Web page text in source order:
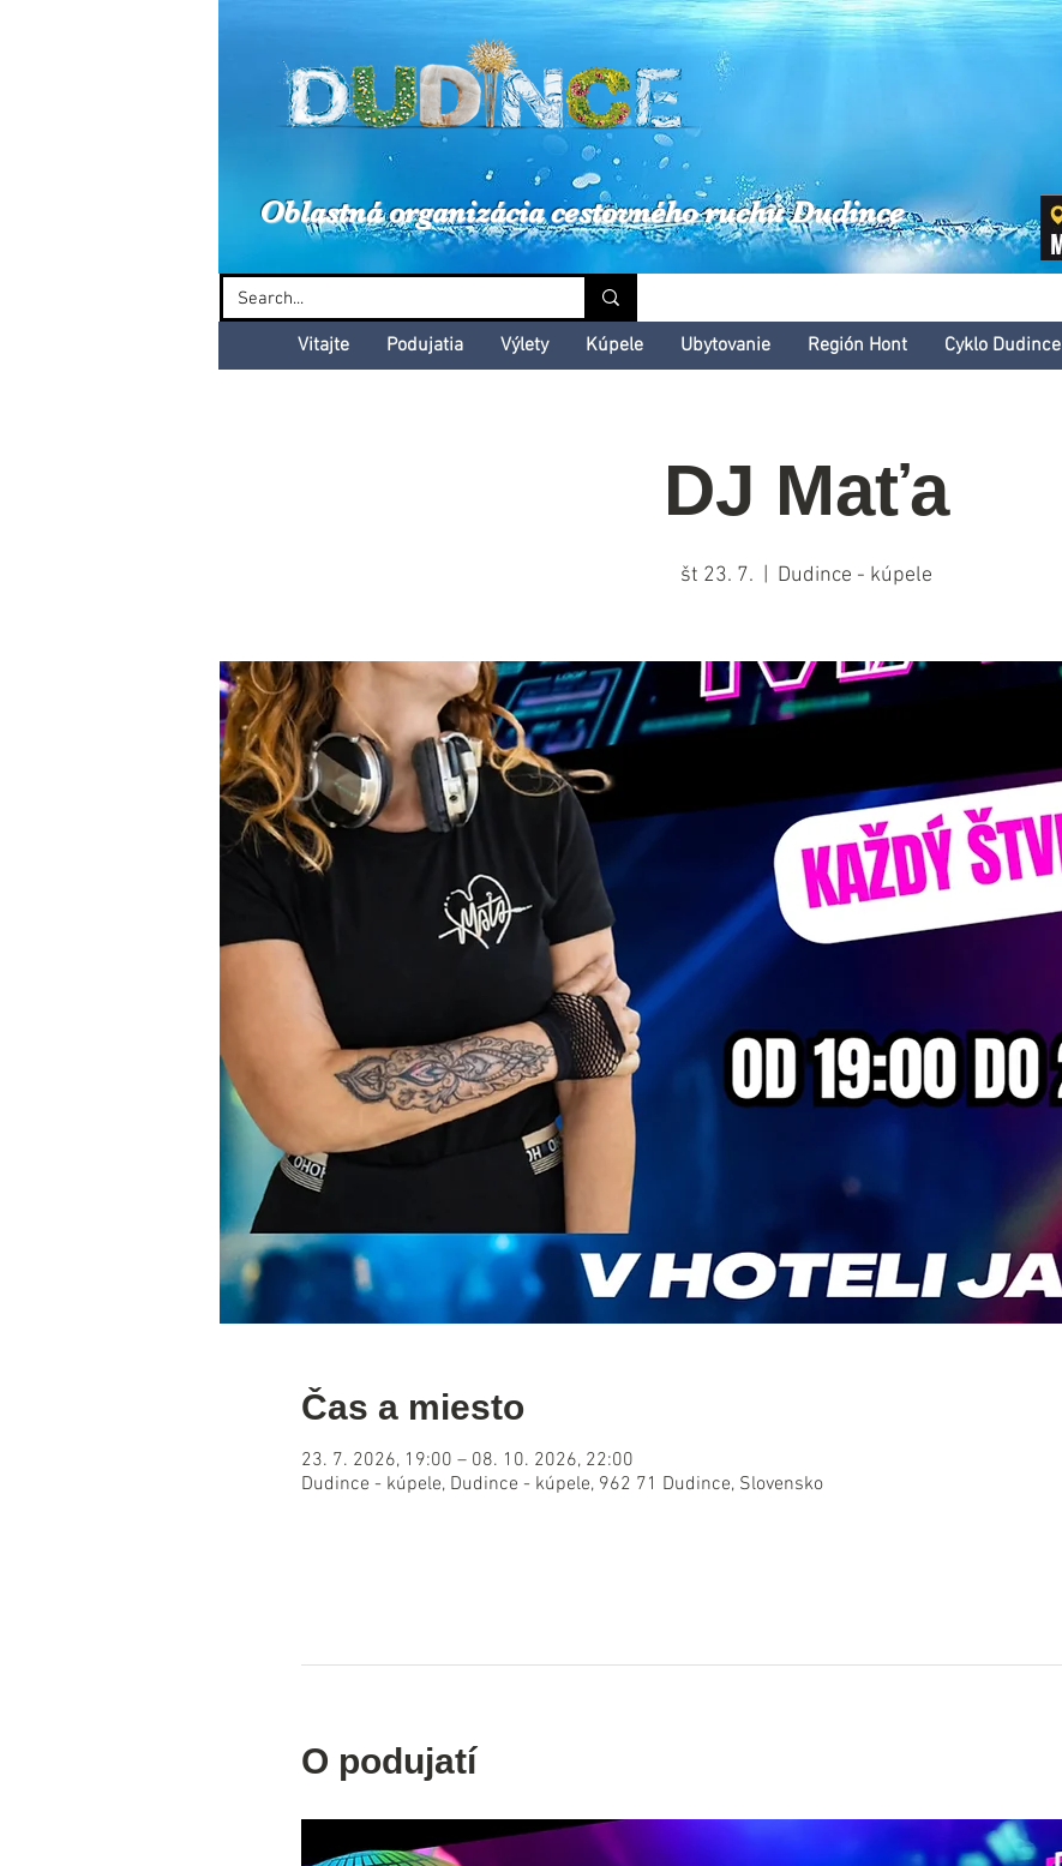
Dudinské kultúrne leto
Oblastná organizácia cestovného ruchu Dudince
Vitajte Podujatia Výlety Kúpele Ubytovanie Región Hont Cyklo Dudince
DJ Maťa
št 23. 7. Dudince - kúpele
Čas a miesto
23. 7. 2026, 19:00 – 08. 10. 2026, 22:00
Dudince - kúpele, Dudince - kúpele, 962 71 Dudince, Slovensko
O podujatí